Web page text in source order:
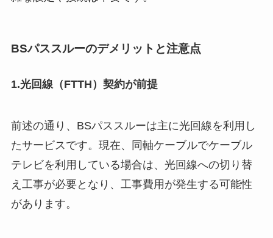
BSパススルーのデメリットと注意点
1.光回線（FTTH）契約が前提
前述の通り、BSパススルーは主に光回線を利用し
たサービスです。現在、同軸ケーブルでケーブル
テレビを利用している場合は、光回線への切り替
え工事が必要となり、工事費用が発生する可能性
があります。